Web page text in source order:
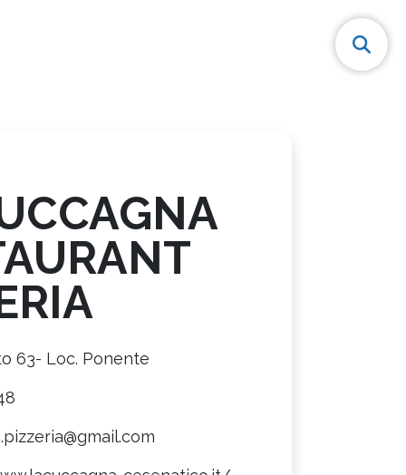
63- Loc. Ponente